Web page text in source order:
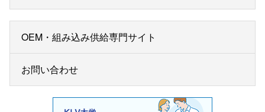
OEM・組み込み供給専門サイト
お問い合わせ